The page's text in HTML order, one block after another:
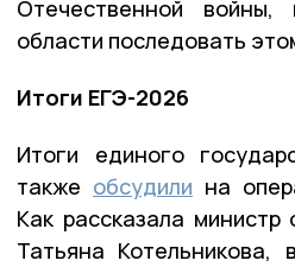
Отечественной войны,
области последовать
Итоги ЕГЭ-2026
Итоги единого
также обсудили на
Как рассказала министр
Татьяна Котельникова,